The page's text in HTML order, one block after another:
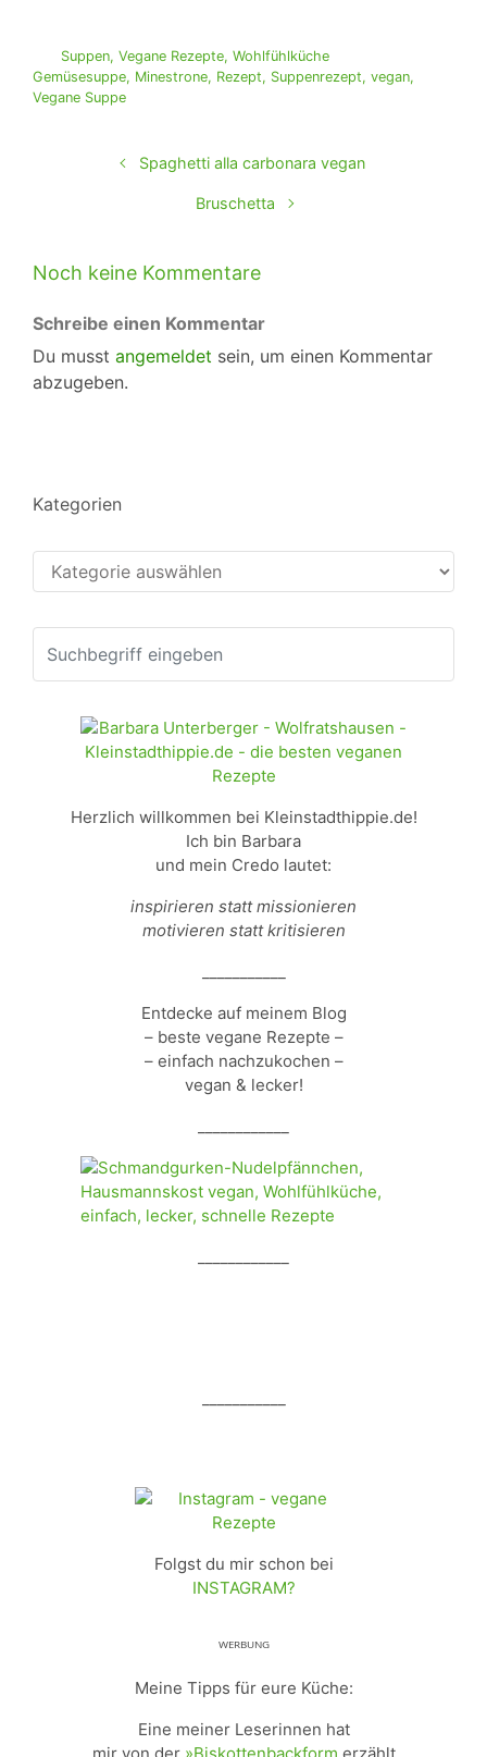
Suppen, Vegane Rezepte, Wohlfühlküche
Gemüsesuppe, Minestrone, Rezept, Suppenrezept, vegan,
Vegane Suppe
Spaghetti alla carbonara vegan
Bruschetta
Noch keine Kommentare
Schreibe einen Kommentar
Du musst angemeldet sein, um einen Kommentar
abzugeben.
Kategorien
Kategorien
Herzlich willkommen bei Kleinstadthippie.de!
Ich bin Barbara
und mein Credo lautet:
inspirieren statt missionieren
motivieren statt kritisieren
Entdecke auf meinem Blog
– beste vegane Rezepte –
– einfach nachzukochen –
vegan & lecker!
Folgst du mir schon bei
INSTAGRAM?
ᵂᴱᴿᴮᵁᴺᴳ
Meine Tipps für eure Küche:
Eine meiner Leserinnen hat